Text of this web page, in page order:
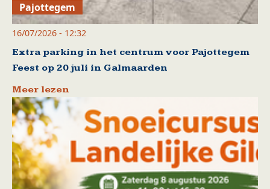
Pajottegem
16/07/2026 - 12:32
Extra parking in het centrum voor Pajottegem
Feest op 20 juli in Galmaarden
Meer lezen